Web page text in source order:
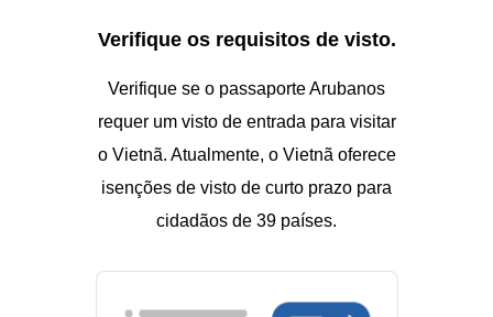
Verifique os requisitos de visto.
Verifique se o passaporte Arubanos
requer um visto de entrada para visitar
o Vietnã. Atualmente, o Vietnã oferece
isenções de visto de curto prazo para
cidadãos de 39 países.